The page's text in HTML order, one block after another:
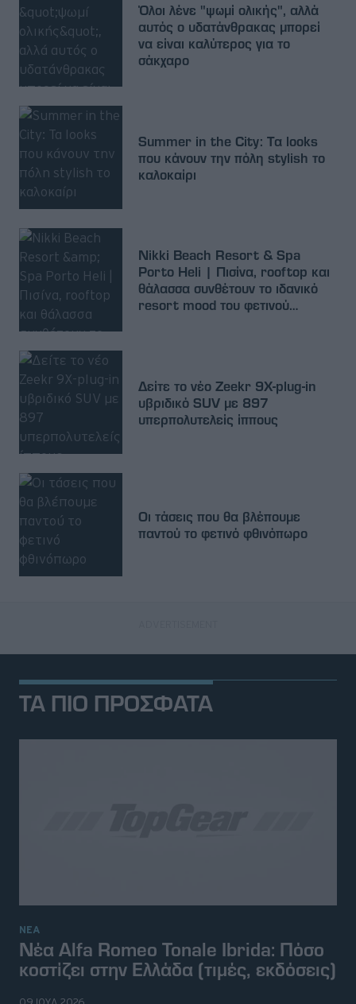
Όλοι λένε "ψωμί ολικής", αλλά
αυτός ο υδατάνθρακας μπορεί
να είναι καλύτερος για το
σάκχαρο
Summer in the City: Τα looks
που κάνουν την πόλη stylish το
καλοκαίρι
Nikki Beach Resort & Spa
Porto Heli | Πισίνα, rooftop και
θάλασσα συνθέτουν το ιδανικό
resort mood του φετινού
Δείτε το νέο Zeekr 9X-plug-in
υβριδικό SUV με 897
υπερπολυτελείς ίππους
Οι τάσεις που θα βλέπουμε
παντού το φετινό φθινόπωρο
ΤΑ ΠΙΟ ΠΡΟΣΦΑΤΑ
ΝΕΑ
Νέα Alfa Romeo Tonale Ibrida: Πόσο
κοστίζει στην Ελλάδα (τιμές, εκδόσεις)